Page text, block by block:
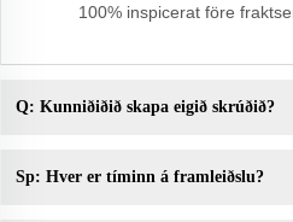
100% inspicerat före
Q: Kunniðiðið skapa eigið skrúðið?
Sp: Hver er tíminn á framleiðslu?